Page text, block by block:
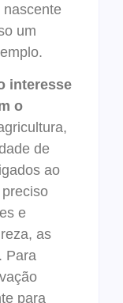
nascente
um
interesse
o
de
ao
e
as
Para
para